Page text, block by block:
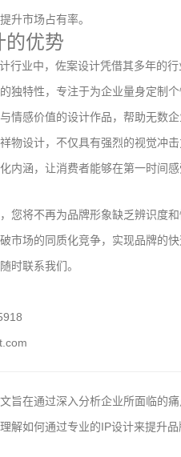
升市场占有率。
的优势
行业中，佐案设计凭借其多年的
独特性，专注于为企业量身定制
情感价值的设计作品，帮助无数企
物设计，不仅具有强烈的视觉冲
内涵，让消费者能够在第一时间
您将不再为品牌形象缺乏辨识度
市场的同质化竞争，实现品牌的
时联系我们。
旨在通过深入分析企业所面临的
解如何通过专业的IP设计来提升品